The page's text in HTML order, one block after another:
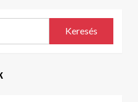
Keresés